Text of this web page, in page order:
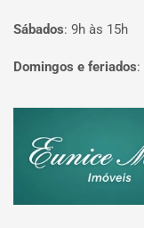
Sábados: 9h às 15h
Domingos e feriados: